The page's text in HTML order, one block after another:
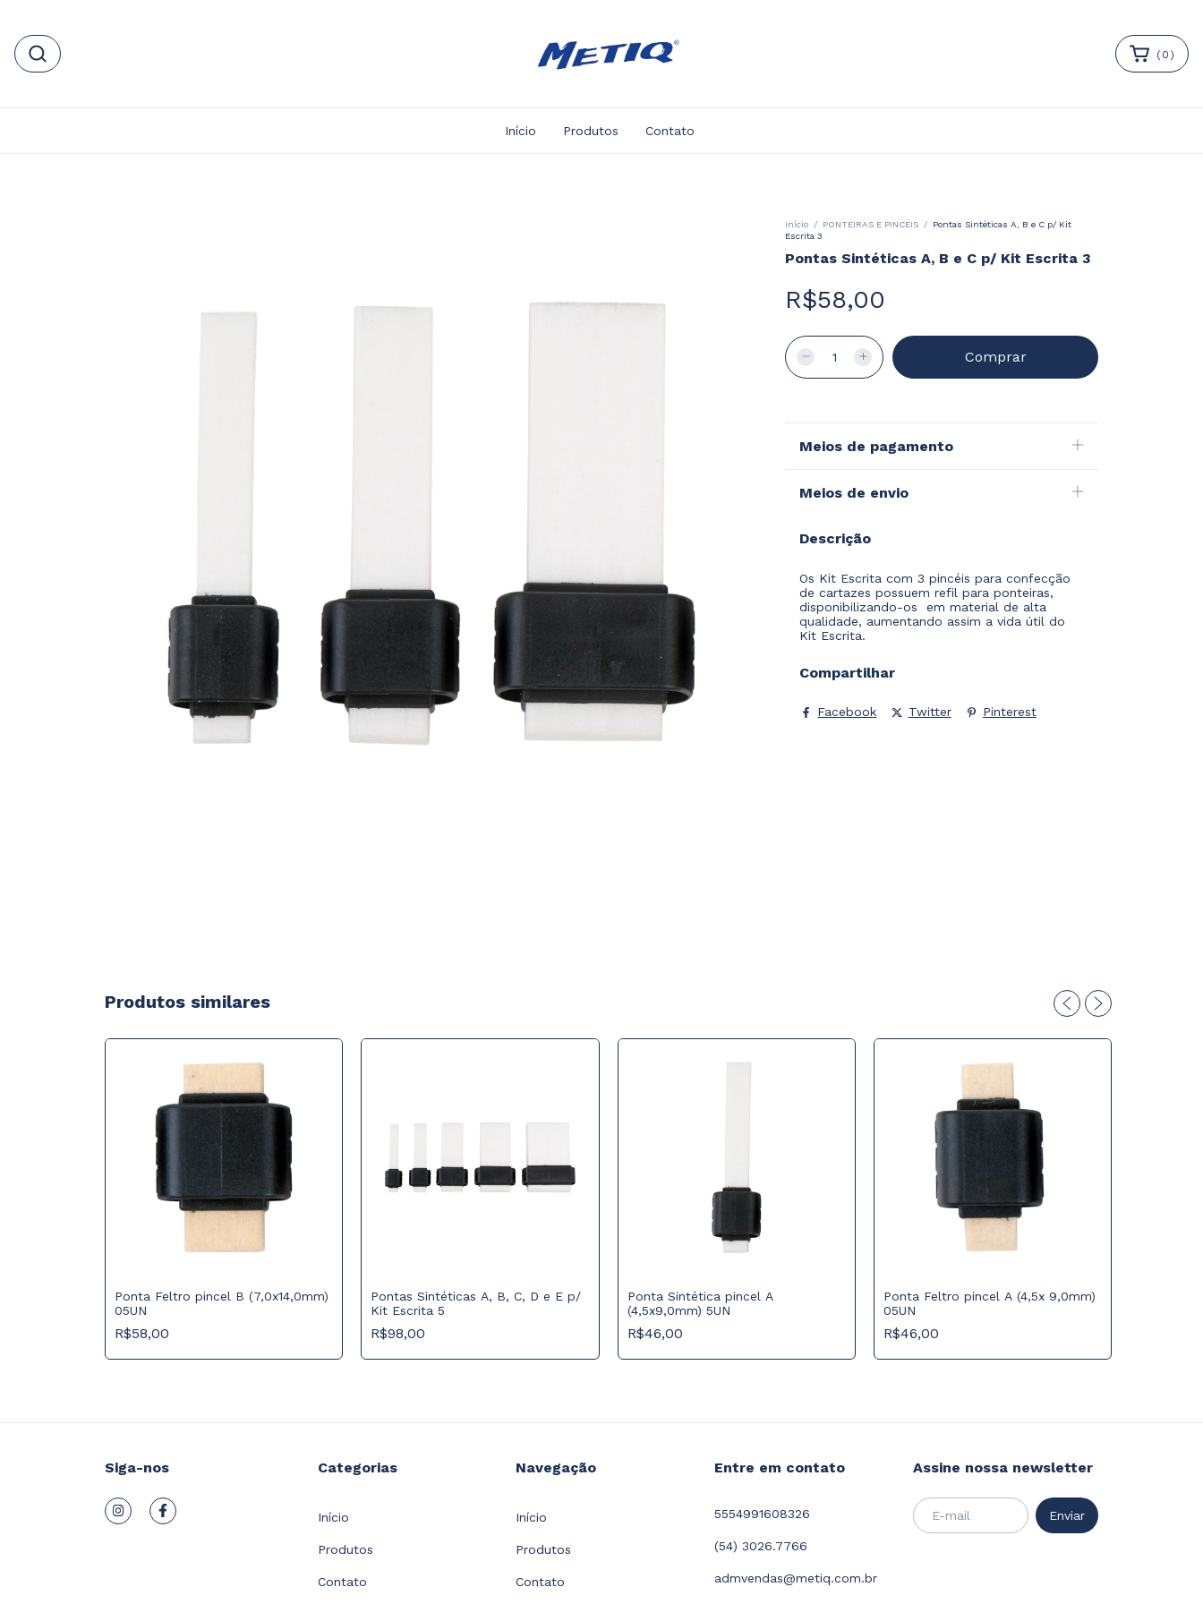
( 0 )
Início Produtos Contato
Início / PONTEIRAS E PINCÉIS /
Pontas Sintéticas A, B e C p/ Kit
Escrita 3
Pontas Sintéticas A, B e C p/ Kit Escrita 3
R$58,00
Meios de pagamento
Meios de envio
Descrição
Os Kit Escrita com 3 pincéis para confecção
de cartazes possuem refil para ponteiras,
disponibilizando-os em material de alta
qualidade, aumentando assim a vida útil do
Kit Escrita.
Compartilhar
Facebook Twitter Pinterest
Produtos similares
Ponta Feltro pincel B (7,0x14,0mm)
05UN
R$58,00
Pontas Sintéticas A, B, C, D e E p/
Kit Escrita 5
R$98,00
Ponta Sintética pincel A
(4,5x9,0mm) 5UN
R$46,00
Ponta Feltro pincel A (4,5x 9,0mm)
05UN
R$46,00
Siga-nos Categorias
Início
Produtos
Contato
Navegação
Início
Produtos
Contato
Entre em contato
5554991608326
(54) 3026.7766
admvendas@metiq.com.br
Assine nossa newsletter